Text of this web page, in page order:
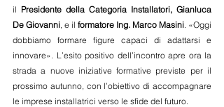
il Presidente della Categoria Installatori, Gianluca
De Giovanni, e il formatore Ing. Marco Masini. «Oggi
dobbiamo formare figure capaci di adattarsi e
innovare». L’esito positivo dell’incontro apre ora la
strada a nuove iniziative formative previste per il
prossimo autunno, con l’obiettivo di accompagnare
le imprese installatrici verso le sfide del futuro.